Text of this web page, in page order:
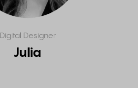
Digital Designer
Julia